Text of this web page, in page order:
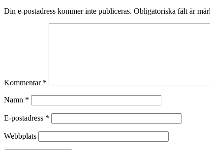
Din e-postadress kommer inte publiceras. Obligatoriska fält är
Kommentar *
Namn *
E-postadress *
Webbplats